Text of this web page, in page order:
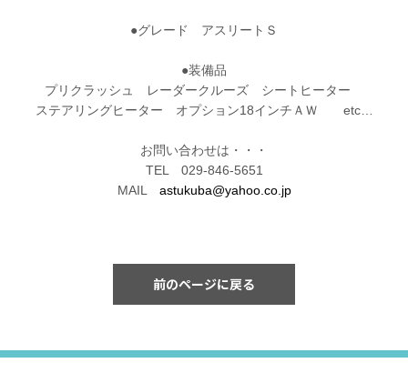
●グレード アスリートＳ
●装備品
プリクラッシュ レーダークルーズ シートヒーター
ステアリングヒーター オプション18インチＡＷ etc…
お問い合わせは・・・
TEL 029-846-5651
MAIL astukuba@yahoo.co.jp
前のページに戻る